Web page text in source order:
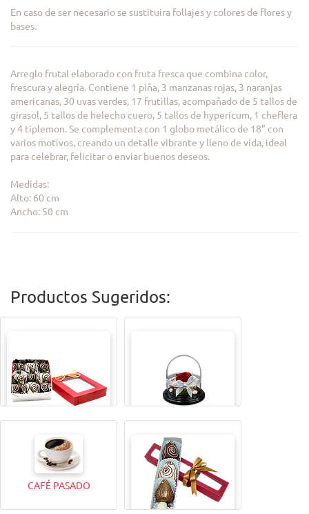
En caso de ser necesario se sustituira follajes y colores de flores y
bases.
Arreglo frutal elaborado con fruta fresca que combina color,
frescura y alegría. Contiene 1 piña, 3 manzanas rojas, 3 naranjas
americanas, 30 uvas verdes, 17 frutillas, acompañado de 5 tallos de
girasol, 5 tallos de helecho cuero, 5 tallos de hypericum, 1 cheflera
y 4 tiplemon. Se complementa con 1 globo metálico de 18” con
varios motivos, creando un detalle vibrante y lleno de vida, ideal
para celebrar, felicitar o enviar buenos deseos.
Medidas:
Alto: 60 cm
Ancho: 50 cm
Productos Sugeridos:
CAJITA MAGICAX9 TODA UNA VIDA ROSA
CAFÉ PASADO